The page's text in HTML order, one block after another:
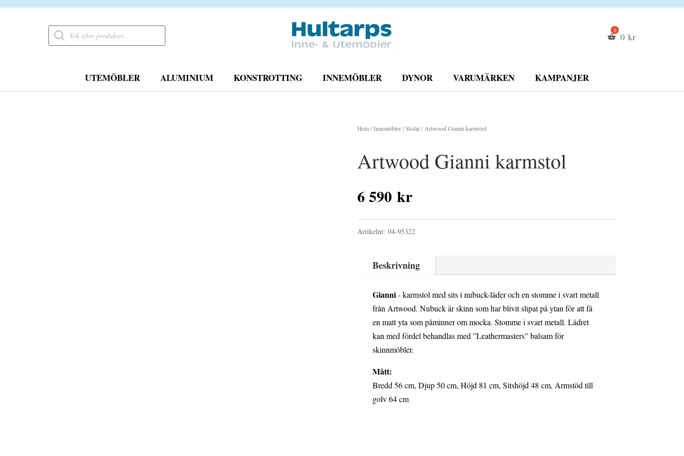
Products
search 0kr
UTEMÖBLER ALUMINIUM KONSTROTTING INNEMÖBLER DYNOR VARUMÄRKEN KAMPANJER
Hem/Innemöbler/Stolar/ Artwood Gianni karmstol
Artwood Gianni karmstol
6 590 kr
Artikelnr: 04-95322
Beskrivning
Gianni- karmstol med sits i nubuck-läder och en stomme i svart metall
från Artwood. Nubuck är skinn som har blivit slipat på ytan för att få
en matt yta som påminner om mocka. Stomme i svart metall. Lädret
kan med fördel behandlas med ”Leathermasters” balsam för
skinnmöbler.
Mått:
Bredd 56 cm, Djup 50 cm, Höjd 81 cm, Sitshöjd 48 cm, Armstöd till
golv 64 cm